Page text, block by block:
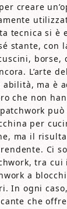
creare
tecnica si è
stante, con
borse,
L’arte
ma è
che non
può
per
ma il
Ci
tra cui
a
In ogni
che